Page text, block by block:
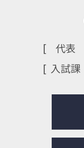
代表
⼊試課